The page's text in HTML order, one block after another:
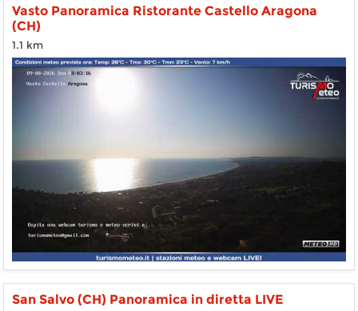
Vasto Panoramica Ristorante Castello Aragona
(CH)
1.1 km
San Salvo (CH) Panoramica in diretta LIVE